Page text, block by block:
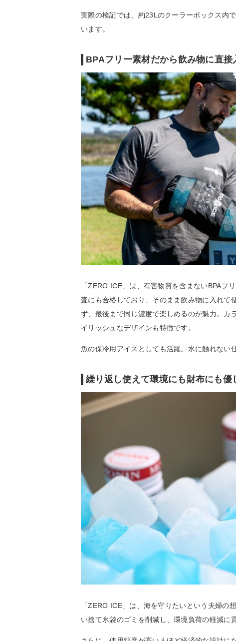
実際の検証では、約23Lのクーラーボックス内
います。
BPAフリー素材だから飲み物に直接
「ZERO ICE」は、有害物質を含まないBPAフ
査にも合格しており、そのまま飲み物に入れて
ず、最後まで同じ濃度で楽しめるのが魅力。カ
イリッシュなデザインも特徴です。
魚の保冷用アイスとしても活躍。水に触れない
繰り返し使えて環境にも財布にも優
「ZERO ICE」は、海を守りたいという夫婦の
い捨て氷袋のゴミを削減し、環境負荷の軽減に